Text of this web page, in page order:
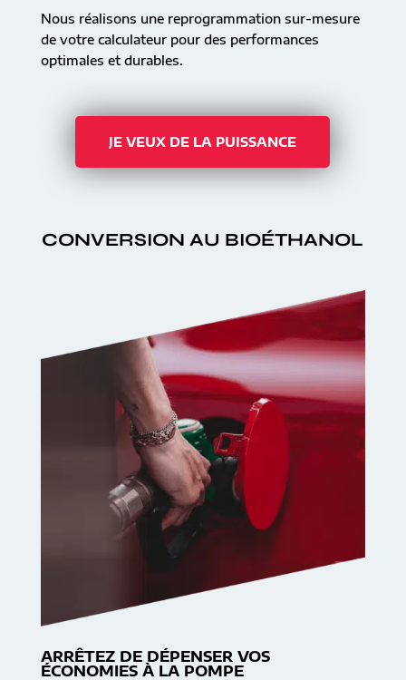
Nous réalisons une reprogrammation sur-mesure
de votre calculateur pour des performances
optimales et durables.
JE VEUX DE LA PUISSANCE
CONVERSION AU BIOÉTHANOL
ARRÊTEZ DE DÉPENSER VOS
ÉCONOMIES À LA POMPE